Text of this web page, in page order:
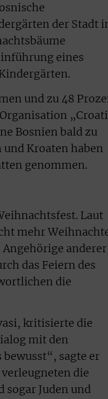
der Stadt
eines
und zu 48
Bosnien bald zu
Kroaten haben
genommen.
Laut
mehr
anderer
das Feiern des
die
kritisierte die
mit den
sagte er
die
Juden und